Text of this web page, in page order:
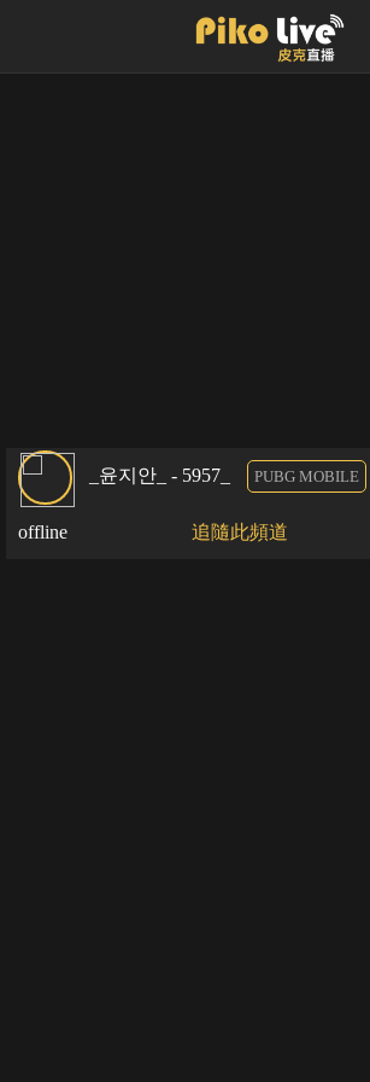
_윤지안_ - 5957_ PUBG MOBILE
offline 追隨此頻道